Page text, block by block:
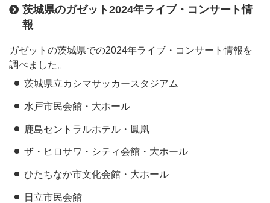
茨城県のガゼット2024年ライブ・コンサート情
報
ガゼットの茨城県での2024年ライブ・コンサート情報を
調べました。
茨城県立カシマサッカースタジアム
水戸市民会館・大ホール
鹿島セントラルホテル・鳳凰
ザ・ヒロサワ・シティ会館・大ホール
ひたちなか市文化会館・大ホール
日立市民会館